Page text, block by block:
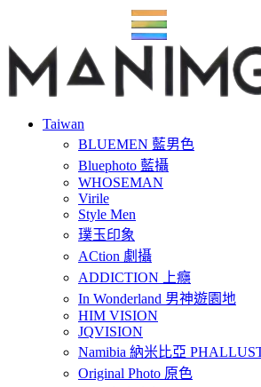
Taiwan
BLUEMEN 藍男色
Bluephoto 藍攝
WHOSEMAN
Virile
Style Men
璞玉印象
ACtion 劇攝
ADDICTION 上癮
In Wonderland 男神遊園地
HIM VISION
JQVISION
Namibia 納米比亞
Original Photo 原色